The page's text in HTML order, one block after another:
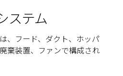
ステム
、フード、ダクト、ホッパ
棄装置、ファンで構成され